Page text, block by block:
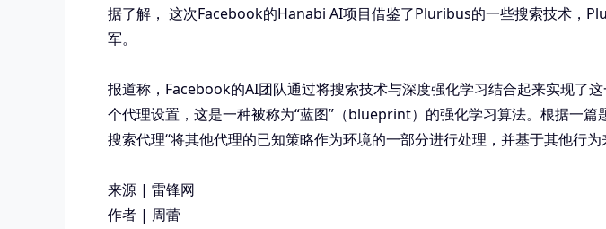
据了解， 这次Facebook的Hanabi AI项目借鉴了Pluribus的一些搜索技术，
军。
报道称，Facebook的AI团队通过将搜索技术与深度强化学习结合起来实现了
个代理设置，这是一种被称为“蓝图”（blueprint）的强化学习算法。根据一
搜索代理“将其他代理的已知策略作为环境的一部分进行处理，并基于其他行
来源 | 雷锋网
作者 | 周蕾